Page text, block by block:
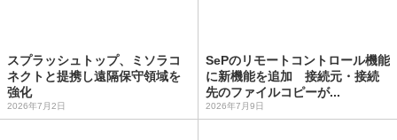
スプラッシュトップ、ミソラコ
ネクトと提携し遠隔保守領域を
強化
2026年7月2日
SePのリモートコントロール機能
に新機能を追加 接続元・接続
先のファイルコピーが...
2026年7月9日